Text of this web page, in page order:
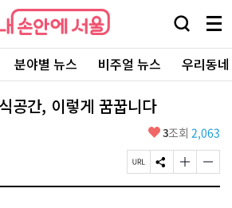
검
창
열
기
메
뉴
전
체
보
분야별 뉴스 비주얼 뉴스 우리동
공간, 이렇게 꿈꿉니다
좋
요
3조회 2,063
페
이
S
N
글
자
글
자